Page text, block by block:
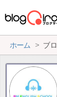
ホーム ブ